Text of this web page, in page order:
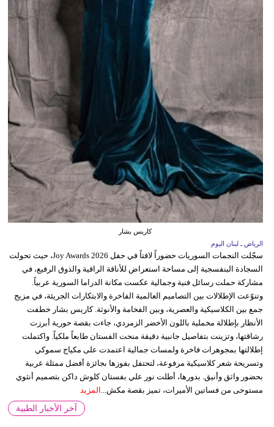
كاريس بشار
الرياض ـ لبنان اليوم
سجّلت النجمات السوريات حضوراً لافتاً في حفل Joy Awards 2026، حيث تحولت
السجادة البنفسجية إلى مساحة استعراض للأناقة الراقية والذوق الرفيع، في
مشاركة حملت رسائل فنية وجمالية عكست مكانة الدراما السورية عربياً.
وتنوّعت الإطلالات بين التصاميم العالمية الفاخرة والابتكارات الجريئة، في مزيج
جمع بين الكلاسيكية والعصرية، وبين الفخامة والأنوثة. كاريس بشار خطفت
الأنظار بإطلالة مخملية باللون الأخضر الزمردي، جاءت بقصة حورية أبرزت
رشاقتها، وتزينت بتفاصيل جانبية دقيقة منحت الفستان طابعاً ملكياً. واكتملت
إطلالتها بمجوهرات فاخرة ولمسات جمالية اعتمدت على مكياج سموكي
وتسريحة شعر كلاسيكية مرفوعة، لتحتفل بفوزها بجائزة أفضل ممثلة عربية
بحضور واثق وأنيق. بدورها، أطلت نور علي بفستان كلوش داكن بتصميم أنثوي
مستوحى من فساتين الأميرات، تميز بقصة مكش...
المزيد
آخر الأخبار الطبية